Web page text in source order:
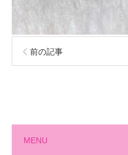
前の記事
MENU